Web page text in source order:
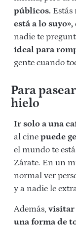
públicos. Estás
está a lo suyo»,
nadie te
ideal para
gente cuando
Para
hielo
Ir solo a una
al cine puede
el mundo te
Zárate. En un
normal ver
y a nadie le
Además, visitar
una forma de